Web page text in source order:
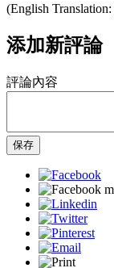
(English Translation:
添加新評論
評論內容
保存